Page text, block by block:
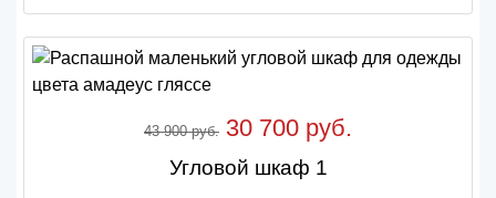
43 900 руб. 30 700 руб.
Угловой шкаф 1